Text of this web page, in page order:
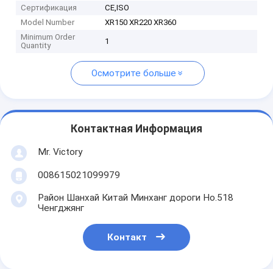
Сертификация
CE,ISO
Model Number
XR150 XR220 XR360
Minimum Order
Quantity
1
Осмотрите больше
Контактная Информация
Mr. Victory
008615021099979
Район Шанхай Китай Минханг дороги Но.518
Ченгджянг
Контакт